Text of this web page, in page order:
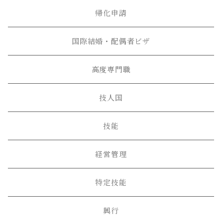
帰化申請
国際結婚・配偶者ビザ
高度専門職
技人国
技能
経営管理
特定技能
興行